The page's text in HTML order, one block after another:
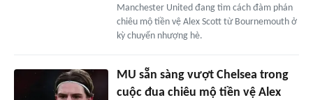
Manchester United đang tìm cách đàm phán
chiêu mộ tiền vệ Alex Scott từ Bournemouth ở
kỳ chuyển nhượng hè.
MU sẵn sàng vượt Chelsea trong
cuộc đua chiêu mộ tiền vệ Alex